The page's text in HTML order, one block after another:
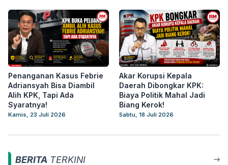
Penanganan Kasus Febrie
Adriansyah Bisa Diambil
Alih KPK, Tapi Ada
Syaratnya!
Kamis, 23 Juli 2026
Akar Korupsi Kepala
Daerah Dibongkar KPK:
Biaya Politik Mahal Jadi
Biang Kerok!
Sabtu, 18 Juli 2026
BERITA TERKINI